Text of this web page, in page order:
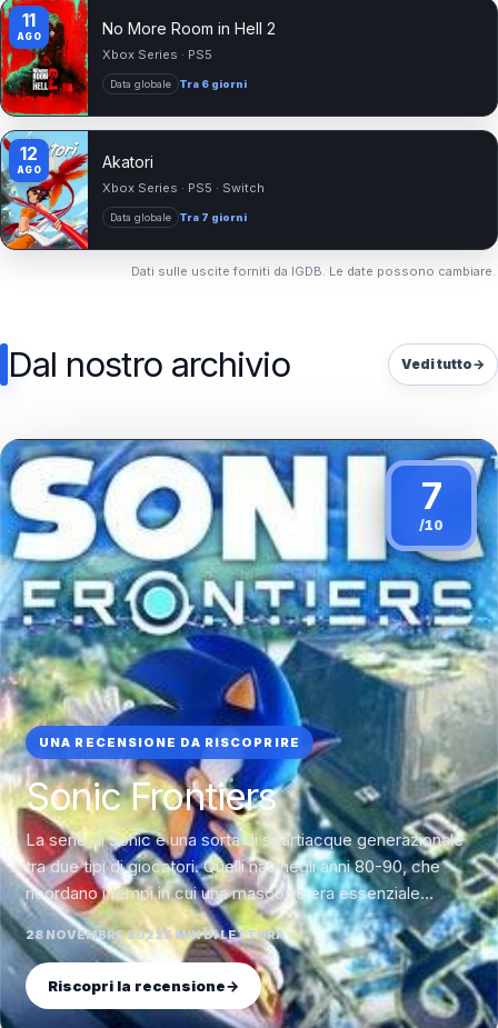
11
AGO No More Room in Hell 2
Xbox Series · PS5
Data globale Tra 6 giorni
12
AGO Akatori
Xbox Series · PS5 · Switch
Data globale Tra 7 giorni
Dati sulle uscite forniti da IGDB . Le date possono cambiare.
Dal nostro archivio Vedi tutto→
UNA RECENSIONE DA RISCOPRIRE
Sonic Frontiers
La serie di Sonic è una sorta di spartiacque generazionale
tra due tipi di giocatori. Quelli nati negli anni 80-90, che
ricordano i tempi in cui una mascotte era essenziale…
28 NOVEMBRE 20225 MIN DI LETTURA
Riscopri la recensione→
7
/10